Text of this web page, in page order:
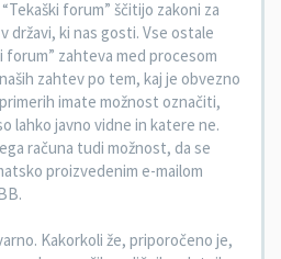
forum” ščitijo zakoni za
državi, ki nas gosti. Vse ostale
forum” zahteva med procesom
zahtev po tem, kaj je obvezno
imate možnost označiti,
lahko javno vidne in katere ne.
računa tudi možnost, da se
proizvedenim e-mailom
Kakorkoli že, priporočeno je,